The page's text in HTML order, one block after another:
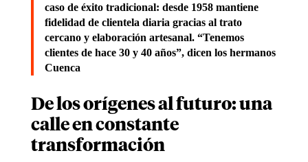
caso de éxito tradicional: desde 1958 mantiene
fidelidad de clientela diaria gracias al trato
cercano y elaboración artesanal. “Tenemos
clientes de hace 30 y 40 años”, dicen los hermanos
Cuenca
De los orígenes al futuro: una
calle en constante
transformación